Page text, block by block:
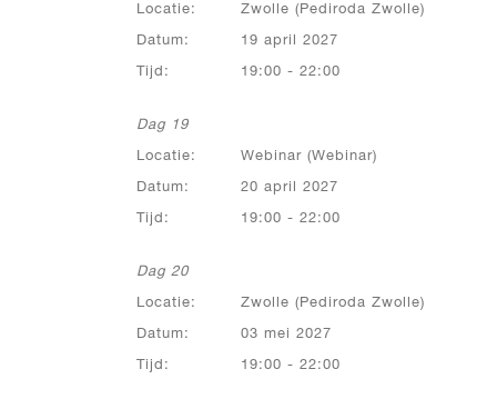
Locatie: Zwolle (Pediroda Zwolle)
Datum: 19 april 2027
Tijd: 19:00 - 22:00
Dag 19
Locatie: Webinar (Webinar)
Datum: 20 april 2027
Tijd: 19:00 - 22:00
Dag 20
Locatie: Zwolle (Pediroda Zwolle)
Datum: 03 mei 2027
Tijd: 19:00 - 22:00